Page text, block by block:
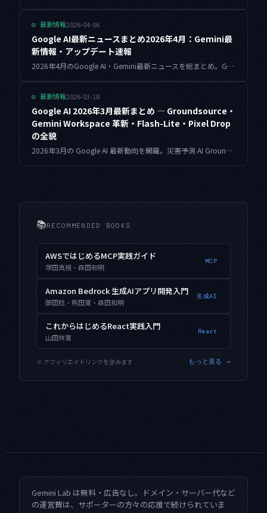
◎ 最新情報2026-04-06
Google AI最新ニュースまとめ2026年4月：Gemini最
新情報・アップデート速報
2026年4月のGoogle AI・Gemini最新ニュースを総まとめ。Gemini 2.5 Pro/Flashのアップデート、Google AI Studio新機能、Gemini Code Assist強化、Workspaceとの連携拡大など、注目のアップデートを詳しく解説します。
◎ 最新情報2026-03-18
Google AI 2026年3月最新まとめ — Groundsource・
Gemini Workspace 革新・Flash-Lite・Pixel Drop
の全貌
2026年3月の Google AI 最新動向を網羅。災害予測 AI Groundsource、Gemini Workspace の革新的進化、Gemini 3.1 Flash-Lite Preview、Pixel Drop の新機能、Chrome 拡張まで徹底解説。
📚RECOMMENDED BOOKS
AWSではじめるMCP実践ガイド
塚田真規・森田和明
MCP
Amazon Bedrock 生成AIアプリ開発入門
御田稔・熊田寛・森田和明
生成AI
これからはじめるReact実践入門
山田祥寛
React
※ アフィリエイトリンクを含みます もっと見る →
Gemini Lab は無料・広告なし。ドメイン・サーバー代など
の運営費は、サポーターの方々の応援で続けられていま